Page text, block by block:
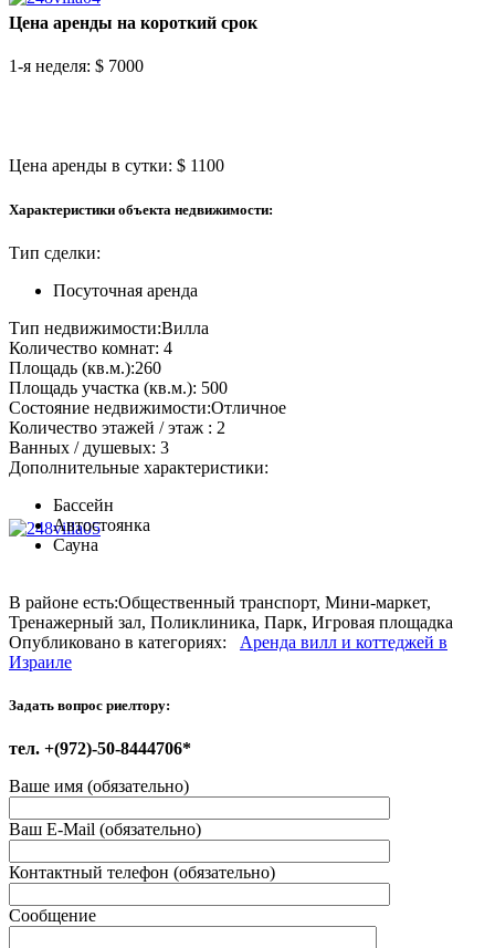
Цена аренды на короткий срок
1-я неделя: $ 7000
Цена аренды в сутки: $ 1100
Характеристики объекта недвижимости:
Тип сделки:
Посуточная аренда
Тип недвижимости:Вилла
Количество комнат: 4
Площадь (кв.м.):260
Площадь участка (кв.м.): 500
Состояние недвижимости:Отличное
Количество этажей / этаж : 2
Ванных / душевых: 3
Дополнительные характеристики:
Бассейн
Автостоянка
Сауна
В районе есть:Общественный транспорт, Мини-маркет,
Тренажерный зал, Поликлиника, Парк, Игровая площадка
Опубликовано в категориях: Аренда вилл и коттеджей в
Израиле
Задать вопрос риелтору:
тел. +(972)-50-8444706*
Ваше имя (обязательно)
Ваш E-Mail (обязательно)
Контактный телефон (обязательно)
Сообщение